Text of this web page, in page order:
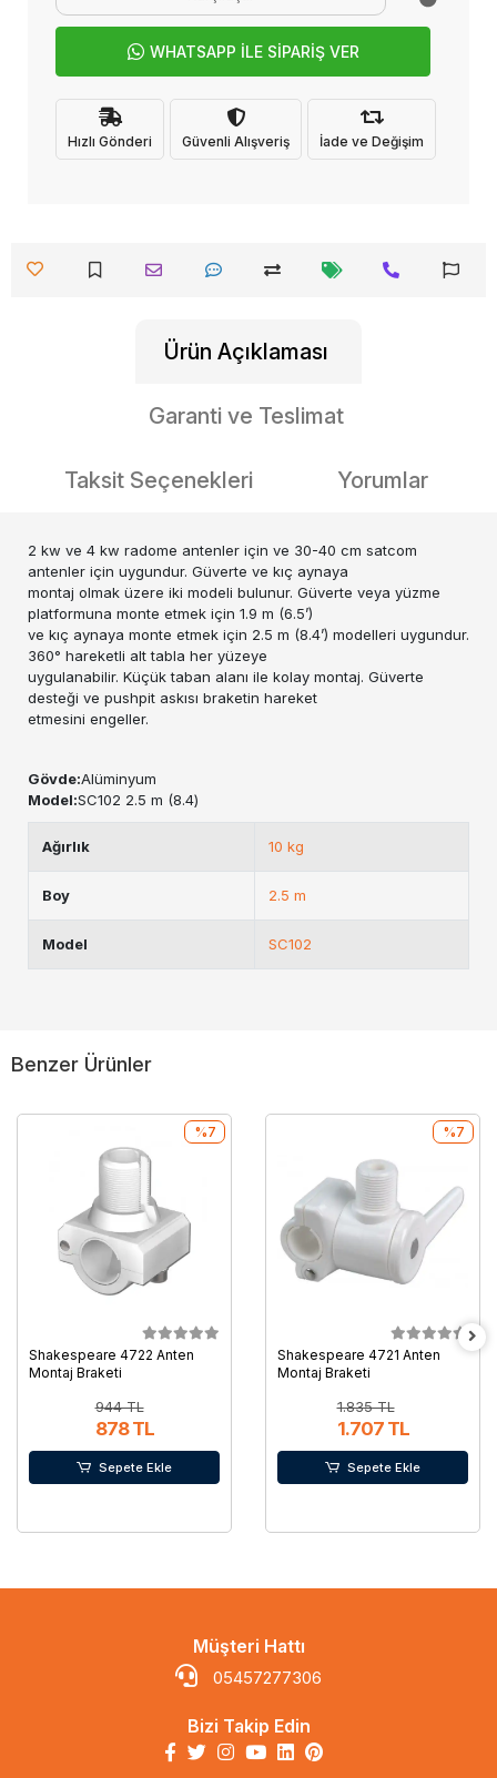
WHATSAPP İLE SİPARİŞ VER
Hızlı Gönderi Güvenli Alışveriş İade ve Değişim
Ürün Açıklaması
Garanti ve Teslimat
Taksit Seçenekleri Yorumlar
2 kw ve 4 kw radome antenler için ve 30-40 cm satcom
antenler için uygundur. Güverte ve kıç aynaya
montaj olmak üzere iki modeli bulunur. Güverte veya yüzme
platformuna monte etmek için 1.9 m (6.5’)
ve kıç aynaya monte etmek için 2.5 m (8.4’) modelleri uygundur.
360° hareketli alt tabla her yüzeye
uygulanabilir. Küçük taban alanı ile kolay montaj. Güverte
desteği ve pushpit askısı braketin hareket
etmesini engeller.
Gövde:Alüminyum
Model:SC102 2.5 m (8.4)
Ağırlık 10 kg
Boy 2.5 m
Model SC102
Benzer Ürünler
Shakespeare 4722 Anten
Montaj Braketi
944 TL
878 TL
%7
Sepete Ekle
Shakespeare 4721 Anten
Montaj Braketi
1.835 TL
1.707 TL
%7
Sepete Ekle
Müşteri Hattı
05457277306
Bizi Takip Edin